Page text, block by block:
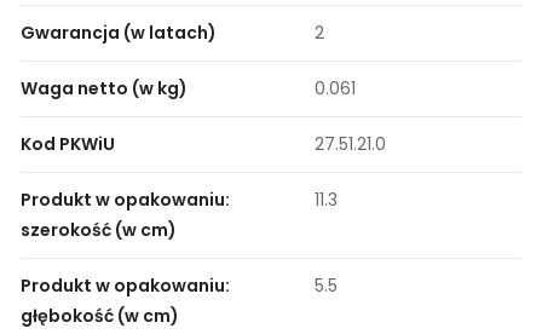
Gwarancja (w latach) 2
Waga netto (w kg) 0.061
Kod PKWiU 27.51.21.0
Produkt w opakowaniu:
szerokość (w cm)
11.3
Produkt w opakowaniu:
głębokość (w cm)
5.5